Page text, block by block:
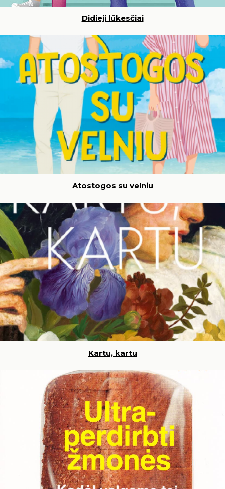
Didieji lūkesčiai
Atostogos su velniu
Kartu, kartu